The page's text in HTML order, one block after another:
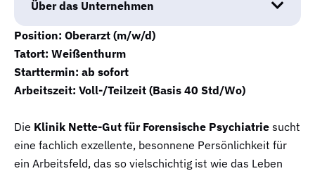
Über das Unternehmen
Position: Oberarzt (m/w/d)
Tatort: Weißenthurm
Starttermin: ab sofort
Arbeitszeit: Voll-/Teilzeit (Basis 40 Std/Wo)
Die Klinik Nette-Gut für Forensische Psychiatrie sucht
eine fachlich exzellente, besonnene Persönlichkeit für
ein Arbeitsfeld, das so vielschichtig ist wie das Leben